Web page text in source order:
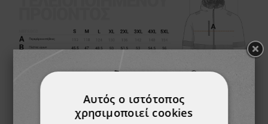
Αυτός ο ιστότοπος
χρησιμοποιεί cookies